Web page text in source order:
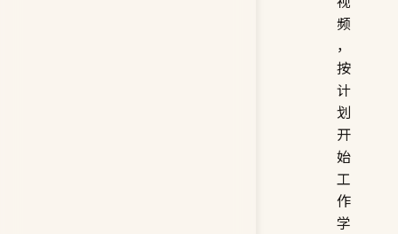
频
，
按
计
划
开
始
工
作
学